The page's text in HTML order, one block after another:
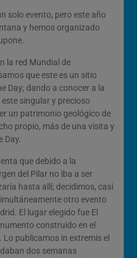
solo evento, pero este año
y hemos organizado
la red Mundial de
que este es un sitio
Day; dando a conocer a la
singular y precioso
un patrimonio geológico de
propio, más de una visita y
Day.
que debido a la
del Pilar no iba a ser
hasta allí; decidimos, casi
otro evento
El lugar elegido fue El
construido en el
Lo publicamos in extremis el
dos semanas